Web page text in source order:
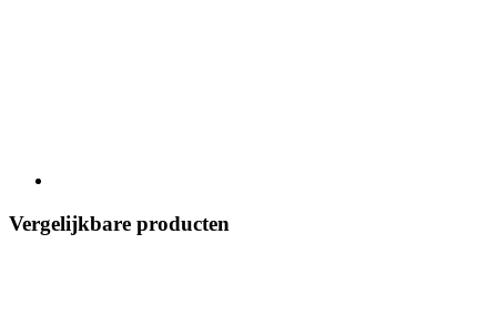
Vergelijkbare producten